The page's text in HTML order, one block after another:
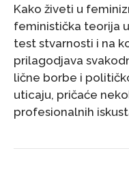
Kako živeti u
feministička teorija
test stvarnosti i na
prilagodjava
lične borbe i
uticaju, pričaće
profesionalnih